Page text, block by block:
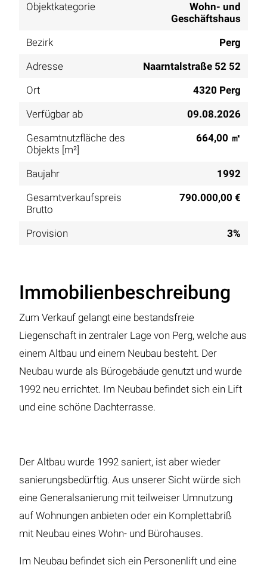
Objektkategorie
Wohn- und
Geschäftshaus
Bezirk
Perg
Adresse
Naarntalstraße 52 52
Ort
4320 Perg
Verfügbar ab
09.08.2026
Gesamtnutzfläche des
Objekts [m²]
664,00 ㎡
Baujahr
1992
Gesamtverkaufspreis
Brutto
790.000,00 €
Provision 3%
Immobilienbeschreibung
Zum Verkauf gelangt eine bestandsfreie
Liegenschaft in zentraler Lage von Perg, welche aus
einem Altbau und einem Neubau besteht. Der
Neubau wurde als Bürogebäude genutzt und wurde
1992 neu errichtet. Im Neubau befindet sich ein Lift
und eine schöne Dachterrasse.
Der Altbau wurde 1992 saniert, ist aber wieder
sanierungsbedürftig. Aus unserer Sicht würde sich
eine Generalsanierung mit teilweiser Umnutzung
auf Wohnungen anbieten oder ein Komplettabriß
mit Neubau eines Wohn- und Bürohauses.
Im Neubau befindet sich ein Personenlift und eine